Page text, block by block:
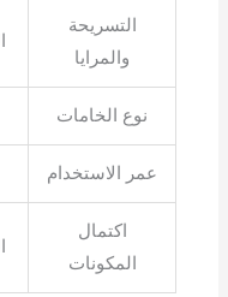
التسريحة
والمرايا
نوع الخامات
عمر الاستخدام
اكتمال
المكونات